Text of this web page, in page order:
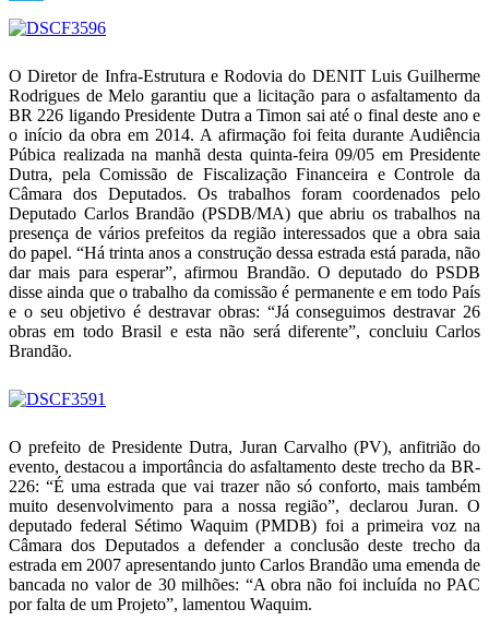
Telegram
O Diretor de Infra-Estrutura e Rodovia do DENIT Luis Guilherme
Rodrigues de Melo garantiu que a licitação para o asfaltamento da
BR 226 ligando Presidente Dutra a Timon sai até o final deste ano e
o início da obra em 2014. A afirmação foi feita durante Audiência
Púbica realizada na manhã desta quinta-feira 09/05 em Presidente
Dutra, pela Comissão de Fiscalização Financeira e Controle da
Câmara dos Deputados. Os trabalhos foram coordenados pelo
Deputado Carlos Brandão (PSDB/MA) que abriu os trabalhos na
presença de vários prefeitos da região interessados que a obra saia
do papel. “Há trinta anos a construção dessa estrada está parada, não
dar mais para esperar”, afirmou Brandão. O deputado do PSDB
disse ainda que o trabalho da comissão é permanente e em todo País
e o seu objetivo é destravar obras: “Já conseguimos destravar 26
obras em todo Brasil e esta não será diferente”, concluiu Carlos
Brandão.
O prefeito de Presidente Dutra, Juran Carvalho (PV), anfitrião do
evento, destacou a importância do asfaltamento deste trecho da BR-
226: “É uma estrada que vai trazer não só conforto, mais também
muito desenvolvimento para a nossa região”, declarou Juran. O
deputado federal Sétimo Waquim (PMDB) foi a primeira voz na
Câmara dos Deputados a defender a conclusão deste trecho da
estrada em 2007 apresentando junto Carlos Brandão uma emenda de
bancada no valor de 30 milhões: “A obra não foi incluída no PAC
por falta de um Projeto”, lamentou Waquim.